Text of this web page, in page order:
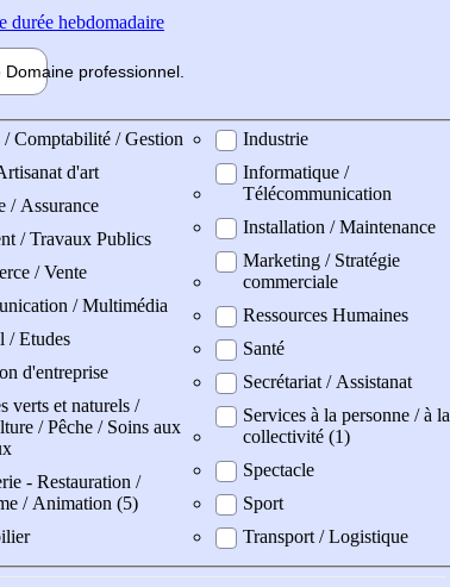
durée hebdomadaire
Domaine professionnel
/ Comptabilité / Gestion
d'art
/ Assurance
/ Travaux Publics
/ Vente
/ Multimédia
/ Etudes
d'entreprise
verts et naturels /
/ Pêche / Soins aux
- Restauration /
/ Animation (5)
Industrie
Informatique /
Télécommunication
Installation / Maintenance
Marketing / Stratégie
commerciale
Ressources Humaines
Santé
Secrétariat / Assistanat
Services à la personne / à la
collectivité (1)
Spectacle
Sport
Transport / Logistique